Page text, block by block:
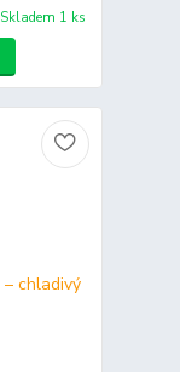
Skladem 1 ks